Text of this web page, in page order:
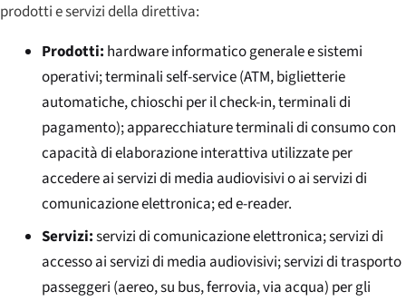
prodotti e servizi della direttiva:
Prodotti: hardware informatico generale e sistemi
operativi; terminali self-service (ATM, biglietterie
automatiche, chioschi per il check-in, terminali di
pagamento); apparecchiature terminali di consumo con
capacità di elaborazione interattiva utilizzate per
accedere ai servizi di media audiovisivi o ai servizi di
comunicazione elettronica; ed e-reader.
Servizi:servizi di comunicazione elettronica; servizi di
accesso ai servizi di media audiovisivi; servizi di trasporto
passeggeri (aereo, su bus, ferrovia, via acqua) per gli